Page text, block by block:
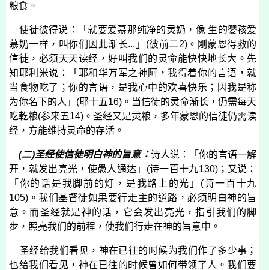
粮食。
使徒彼得说：「就要爱慕那纯净的灵奶，像 生的婴孩爱
慕奶一样，叫你们因此渐长... 」 (彼前二2)。刚蒙恩得救的
信徒，必须天天读经，好叫我们的灵命能快快地长大。先
知耶利米说：「耶和华万军之神阿，我得着你的言语，就
当食物吃了；你的言语，是我心中的欢喜快乐；因我是称
为你名下的人」 (耶十五16) 。当信徒的灵命渐长，仍需每天
吃乾粮(参来五14) 。圣经又是灵粮，多年蒙恩的信徒仍需读
经，方能维持灵命的存活。
(二)圣经使信徒明白神的旨意：诗人说：「你的言语一解
开，就发出亮光，使愚人通达」 (诗一百十九130)；又说：
「你的话是我脚前的灯，是我路上的光」 (诗一百十九
105) 。我们基督徒如果要行走主的道路，必须明白神的旨
意。而圣经就是神的话，它会发出亮光，指引我们的脚
步，照亮我们的前程，使我们行走在神的旨意中。
圣经给我们看见，神在已往的时候为我们作了多少事；
也给我们看见，神在已往的时候曾如何带领了人。我们要